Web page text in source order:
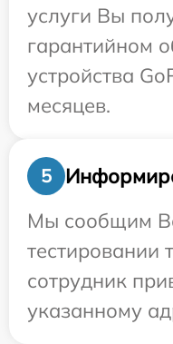
услуги Вы
гарантийном
устройства
месяцев.
5
Мы сообщим
тестировании
сотрудник
указанному